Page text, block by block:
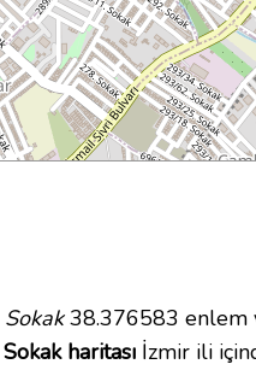
38.376583 enlem
haritası İzmir ili